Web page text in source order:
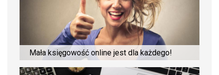
Mała księgowość online jest dla każdego!